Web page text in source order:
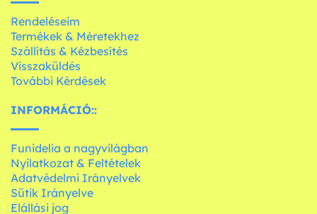
Rendeléseim
Termékek & Méretekhez
Szállítás & Kézbesítés
Visszaküldés
További Kérdések
INFORMÁCIÓ::
Funidelia a nagyvilágban
Nyilatkozat & Feltételek
Adatvédelmi Irányelvek
Sütik Irányelve
Elállási jog